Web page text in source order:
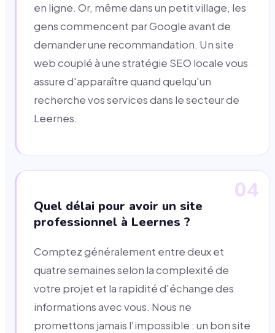
en ligne. Or, même dans un petit village, les
gens commencent par Google avant de
demander une recommandation. Un site
web couplé à une stratégie SEO locale vous
assure d'apparaître quand quelqu'un
recherche vos services dans le secteur de
Leernes.
04
Quel délai pour avoir un site
professionnel à Leernes ?
Comptez généralement entre deux et
quatre semaines selon la complexité de
votre projet et la rapidité d'échange des
informations avec vous. Nous ne
promettons jamais l'impossible : un bon site